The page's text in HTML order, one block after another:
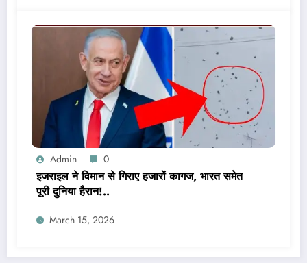
Admin 0
इजराइल ने विमान से गिराए हजारों कागज, भारत समेत
पूरी दुनिया हैरान!..
March 15, 2026